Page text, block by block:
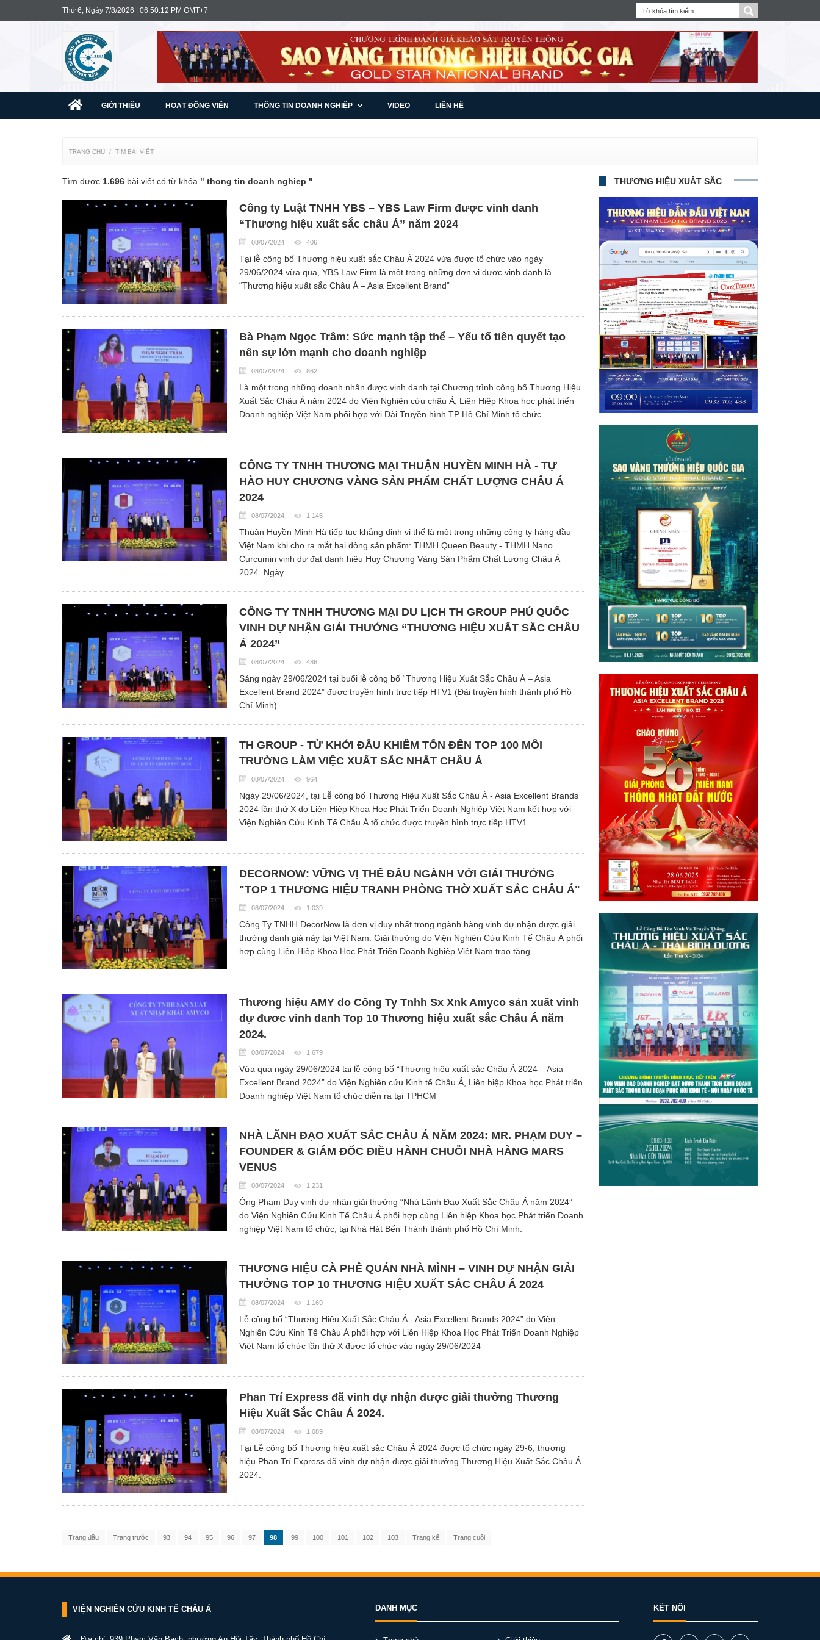
Thứ 6, Ngày 7/8/2026 | 06:50:13 PM GMT+7
GIỚI THIỆU HOẠT ĐỘNG VIỆN THÔNG TIN DOANH NGHIỆP VIDEO LIÊN HỆ
TRANG CHỦ TÌM BÀI VIẾT
Tìm được 1.696 bài viết có từ khóa " thong tin doanh nghiep "
Công ty Luật TNHH YBS – YBS Law Firm được vinh danh
“Thương hiệu xuất sắc châu Á” năm 2024
08/07/2024 406
Tại lễ công bố Thương hiệu xuất sắc Châu Á 2024 vừa được tổ chức vào ngày
29/06/2024 vừa qua, YBS Law Firm là một trong những đơn vị được vinh danh là
“Thương hiệu xuất sắc Châu Á – Asia Excellent Brand”
Bà Phạm Ngọc Trâm: Sức mạnh tập thể – Yếu tố tiên quyết tạo
nên sự lớn mạnh cho doanh nghiệp
08/07/2024 862
Là một trong những doanh nhân được vinh danh tại Chương trình công bố Thương Hiệu
Xuất Sắc Châu Á năm 2024 do Viện Nghiên cứu châu Á, Liên Hiệp Khoa học phát triển
Doanh nghiệp Việt Nam phối hợp với Đài Truyền hình TP Hồ Chí Minh tổ chức
CÔNG TY TNHH THƯƠNG MẠI THUẬN HUYỀN MINH HÀ - TỰ
HÀO HUY CHƯƠNG VÀNG SẢN PHẨM CHẤT LƯỢNG CHÂU Á
2024
08/07/2024 1.145
Thuận Huyền Minh Hà tiếp tục khẳng định vị thế là một trong những công ty hàng đầu
Việt Nam khi cho ra mắt hai dòng sản phẩm: THMH Queen Beauty - THMH Nano
Curcumin vinh dự đạt danh hiệu Huy Chương Vàng Sản Phẩm Chất Lượng Châu Á
2024. Ngày ...
CÔNG TY TNHH THƯƠNG MẠI DU LỊCH TH GROUP PHÚ QUỐC
VINH DỰ NHẬN GIẢI THƯỞNG “THƯƠNG HIỆU XUẤT SẮC CHÂU
Á 2024”
08/07/2024 486
Sáng ngày 29/06/2024 tại buổi lễ công bố “Thương Hiệu Xuất Sắc Châu Á – Asia
Excellent Brand 2024” được truyền hình trực tiếp HTV1 (Đài truyền hình thành phố Hồ
Chí Minh).
TH GROUP - TỪ KHỞI ĐẦU KHIÊM TỐN ĐẾN TOP 100 MÔI
TRƯỜNG LÀM VIỆC XUẤT SẮC NHẤT CHÂU Á
08/07/2024 964
Ngày 29/06/2024, tại Lễ công bố Thương Hiệu Xuất Sắc Châu Á - Asia Excellent Brands
2024 lần thứ X do Liên Hiệp Khoa Học Phát Triển Doanh Nghiệp Việt Nam kết hợp với
Viện Nghiên Cứu Kinh Tế Châu Á tổ chức được truyền hình trực tiếp HTV1
DECORNOW: VỮNG VỊ THẾ ĐẦU NGÀNH VỚI GIẢI THƯỞNG
"TOP 1 THƯƠNG HIỆU TRANH PHÒNG THỜ XUẤT SẮC CHÂU Á"
08/07/2024 1.039
Công Ty TNHH DecorNow là đơn vị duy nhất trong ngành hàng vinh dự nhận được giải
thưởng danh giá này tại Việt Nam. Giải thưởng do Viện Nghiên Cứu Kinh Tế Châu Á phối
hợp cùng Liên Hiệp Khoa Học Phát Triển Doanh Nghiệp Việt Nam trao tặng.
Thương hiệu AMY do Công Ty Tnhh Sx Xnk Amyco sản xuất vinh
dự đươc vinh danh Top 10 Thương hiệu xuất sắc Châu Á năm
2024.
08/07/2024 1.679
Vừa qua ngày 29/06/2024 tại lễ công bố “Thương hiệu xuất sắc Châu Á 2024 – Asia
Excellent Brand 2024” do Viện Nghiên cứu Kinh tế Châu Á, Liên hiệp Khoa học Phát triển
Doanh nghiệp Việt Nam tổ chức diễn ra tại TPHCM
NHÀ LÃNH ĐẠO XUẤT SẮC CHÂU Á NĂM 2024: MR. PHẠM DUY –
FOUNDER & GIÁM ĐỐC ĐIỀU HÀNH CHUỖI NHÀ HÀNG MARS
VENUS
08/07/2024 1.231
Ông Phạm Duy vinh dự nhận giải thưởng “Nhà Lãnh Đạo Xuất Sắc Châu Á năm 2024”
do Viện Nghiên Cứu Kinh Tế Châu Á phối hợp cùng Liên hiệp Khoa học Phát triển Doanh
nghiệp Việt Nam tổ chức, tại Nhà Hát Bến Thành thành phố Hồ Chí Minh.
THƯƠNG HIỆU CÀ PHÊ QUÁN NHÀ MÌNH – VINH DỰ NHẬN GIẢI
THƯỞNG TOP 10 THƯƠNG HIỆU XUẤT SẮC CHÂU Á 2024
08/07/2024 1.169
Lễ công bố “Thương Hiệu Xuất Sắc Châu Á - Asia Excellent Brands 2024” do Viện
Nghiên Cứu Kinh Tế Châu Á phối hợp với Liên Hiệp Khoa Học Phát Triển Doanh Nghiệp
Việt Nam tổ chức lần thứ X được tổ chức vào ngày 29/06/2024
Phan Trí Express đã vinh dự nhận được giải thưởng Thương
Hiệu Xuất Sắc Châu Á 2024.
08/07/2024 1.089
Tại Lễ công bố Thương hiệu xuất sắc Châu Á 2024 được tổ chức ngày 29-6, thương
hiệu Phan Trí Express đã vinh dự nhận được giải thưởng Thương Hiệu Xuất Sắc Châu Á
2024.
Trang đầu Trang trước 93 94 95 96 97 98 99 100 101 102 103 Trang kế Trang cuối
THƯƠNG HIỆU XUẤT SẮC
VIỆN NGHIÊN CỨU KINH TẾ CHÂU Á DANH MỤC KẾT NỐI